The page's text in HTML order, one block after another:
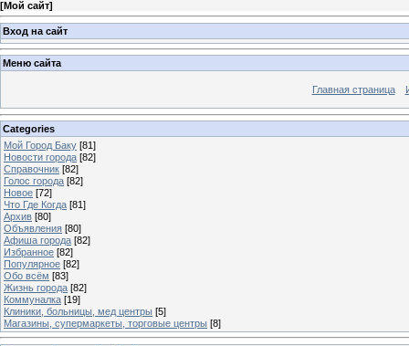
[Мой сайт]
Вход на сайт
Меню сайта
Главная страница
Categories
Мой Город Баку [81]
Новости города [82]
Справочник [82]
Голос города [82]
Новое [72]
Что Где Когда [81]
Архив [80]
Объявления [80]
Афиша города [82]
Избранное [82]
Популярное [82]
Обо всём [83]
Жизнь города [82]
Коммуналка [19]
Клиники, больницы, мед центры [5]
Магазины, супермаркеты, торговые центры [8]